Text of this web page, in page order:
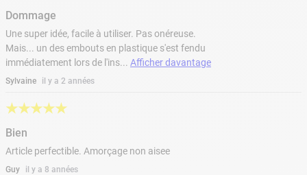
Dommage
il y a 2 années
Sylvaine
Une super idée, facile à utiliser. Pas onéreuse.
Mais... un des embouts en plastique s'est fendu
immédiatement lors de l'ins... Afficher davantage
★★★★★
Bien
il y a 8 années
Guy
Article perfectible. Amorçage non aisee